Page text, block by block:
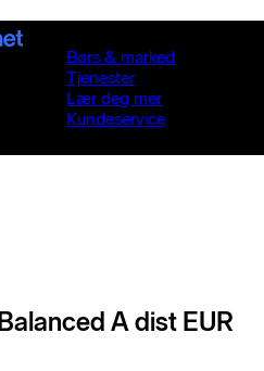
Børs & marked
Tjenester
Lær deg mer
Kundeservice
A dist EUR